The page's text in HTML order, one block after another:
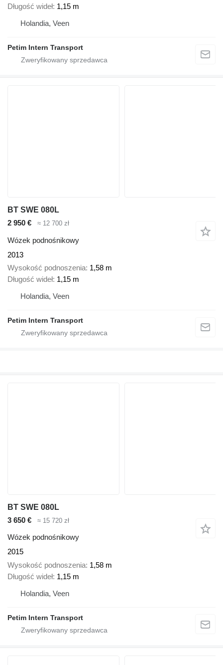
Długość wideł 1,15 m
Holandia, Veen
Petim Intern Transport
BT SWE 080L
2 950 €
≈ 12 700 zł
Wózek podnośnikowy
2013
Wysokość podnoszenia 1,58 m
Długość wideł 1,15 m
Holandia, Veen
Petim Intern Transport
BT SWE 080L
3 650 €
≈ 15 720 zł
Wózek podnośnikowy
2015
Wysokość podnoszenia 1,58 m
Długość wideł 1,15 m
Holandia, Veen
Petim Intern Transport